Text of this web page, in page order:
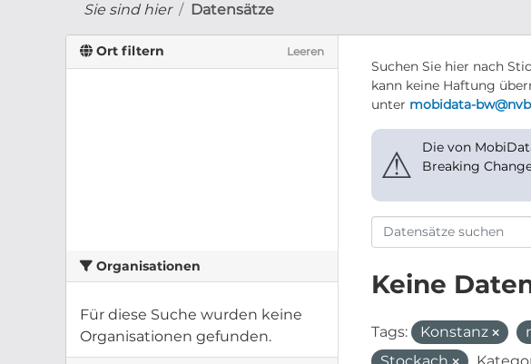
Sie sind hier Datensätze
Ort filtern Leeren
Organisationen
Für diese Suche wurden keine
Organisationen gefunden.
Suchen Sie hier nach
kann keine Haftung
unter mobidata-
⚠
Die von
Breaking
Keine
Tags: Konstanz